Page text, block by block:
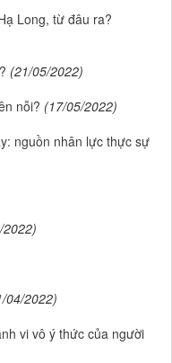
Long, từ đâu ra?
(21/05/2022)
nỗi? (17/05/2022)
nguồn nhân lực thực sự
2022)
04/2022)
vi vô ý thức của người